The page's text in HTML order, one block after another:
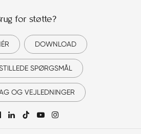
for støtte?
DOWNLOAD
SPØRGSMÅL
OG VEJLEDNINGER
